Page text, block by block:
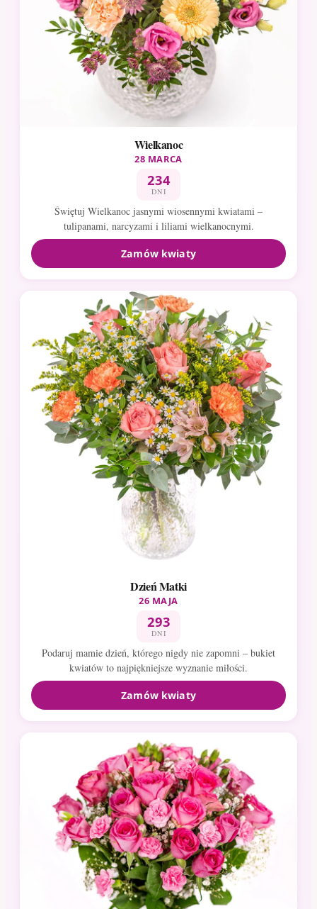
Wielkanoc
28 MARCA
234
DNI
Świętuj Wielkanoc jasnymi wiosennymi kwiatami –
tulipanami, narcyzami i liliami wielkanocnymi.
Zamów kwiaty
Dzień Matki
26 MAJA
293
DNI
Podaruj mamie dzień, którego nigdy nie zapomni – bukiet
kwiatów to najpiękniejsze wyznanie miłości.
Zamów kwiaty